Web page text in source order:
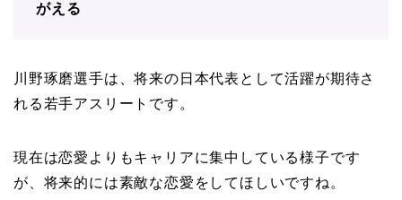
がえる
川野琢磨選手は、将来の日本代表として活躍が期待さ
れる若手アスリートです。
現在は恋愛よりもキャリアに集中している様子です
が、将来的には素敵な恋愛をしてほしいですね。